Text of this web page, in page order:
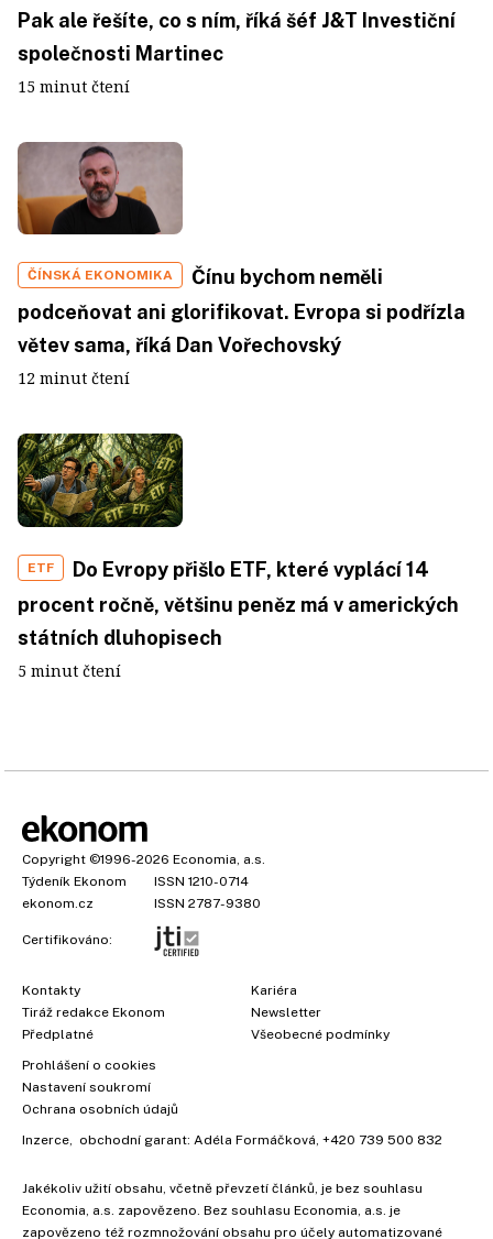
Pak ale řešíte, co s ním, říká šéf J&T Investiční
společnosti Martinec
15 minut čtení
ČÍNSKÁ EKONOMIKA
Čínu bychom neměli
podceňovat ani glorifikovat. Evropa si podřízla
větev sama, říká Dan Vořechovský
12 minut čtení
ETF
Do Evropy přišlo ETF, které vyplácí 14
procent ročně, většinu peněz má v amerických
státních dluhopisech
5 minut čtení
Copyright ©1996-2026 Economia, a.s.
Týdeník Ekonom
ISSN 1210-0714
ekonom.cz
ISSN 2787-9380
Certifikováno:
Kontakty
Tiráž redakce Ekonom
Předplatné
Kariéra
Newsletter
Všeobecné podmínky
Prohlášení o cookies
Nastavení soukromí
Ochrana osobních údajů
Inzerce , obchodní garant: Adéla Formáčková +420 739 500 832
Jakékoliv užití obsahu, včetně převzetí článků, je bez souhlasu
Economia, a.s. zapovězeno. Bez souhlasu Economia, a.s. je
zapovězeno též rozmnožování obsahu pro účely automatizované